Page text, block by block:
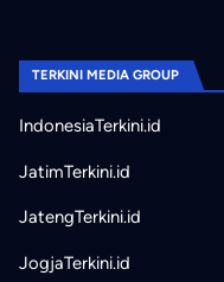
TERKINI MEDIA GROUP
IndonesiaTerkini.id
JatimTerkini.id
JatengTerkini.id
JogjaTerkini.id